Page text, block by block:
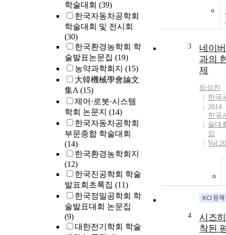
학술대회 (39)
한국자동차공학회
학술대회 및 전시회
(30)
한국환경농학회 학
술발표논문집 (19)
농약과학회지 (15)
大韓機械學會論文
集A(15)
제어·로봇·시스템
학회 논문지 (14)
한국자동차공학회
부문종합 학술대회
(14)
한국환경농학회지
(12)
한국진공학회 학술
발표회초록집 (11)
한국정밀공학회 학
술발표대회 논문집
(9)
대한전기학회 학술
3
네이
과의
제
임성진
한국
2014
한국
술대
집
4
시즈
착된